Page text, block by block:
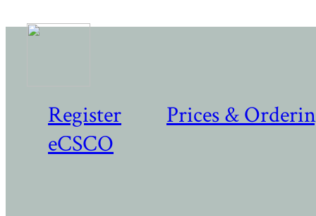
Register
Prices &
eCSCO